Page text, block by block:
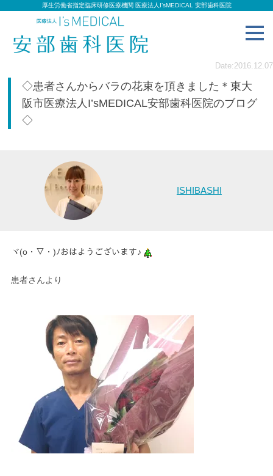
厚生労働省指定臨床研修医療機関 医療法人I’sMEDICAL 安部歯科医院
Date:2016.12.07
◇患者さんからバラの花束を頂きました＊東大
阪市医療法人I’sMEDICAL安部歯科医院のブログ
◇
ISHIBASHI
ヾ(o・▽・)ﾉおはようございます♪
患者さんより